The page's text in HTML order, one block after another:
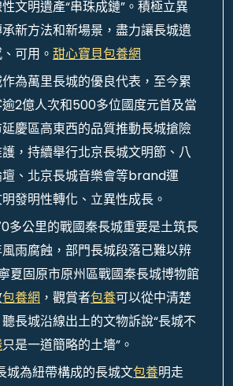
文明遺產“串珠成鏈”。積極立異
新方法和新場景，盡力讓長城遺
可用。 甜心寶貝包養網
為萬里長城的優良代表，至今累
2億人次和500多位國度元首及當
慶區高東西的品質推動長城搶險
，持續舉行北京長城文明節、八
、北京長城音樂會等brand運
發明性轉化、立異性成長。
多公里的戰國秦長城重要是土筑長
雨腐蝕，部門長城段落已難以辨
夏固原市原州區戰國秦長城博物館
包養網 ，觀賞者包養可以從中清楚
長城沿線出土的文物訴說“長城不
只是一道簡略的土墻”。
城為紐帶構成的長城文包養明走